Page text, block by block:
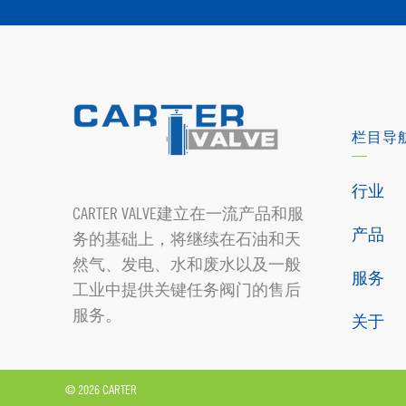
CARTER VALVE建立在一流产品和服
务的基础上，将继续在石油和天
然气、发电、水和废水以及一般
工业中提供关键任务阀门的售后
服务。
栏目导
行业
产品
服务
关于
© 2026 CARTER